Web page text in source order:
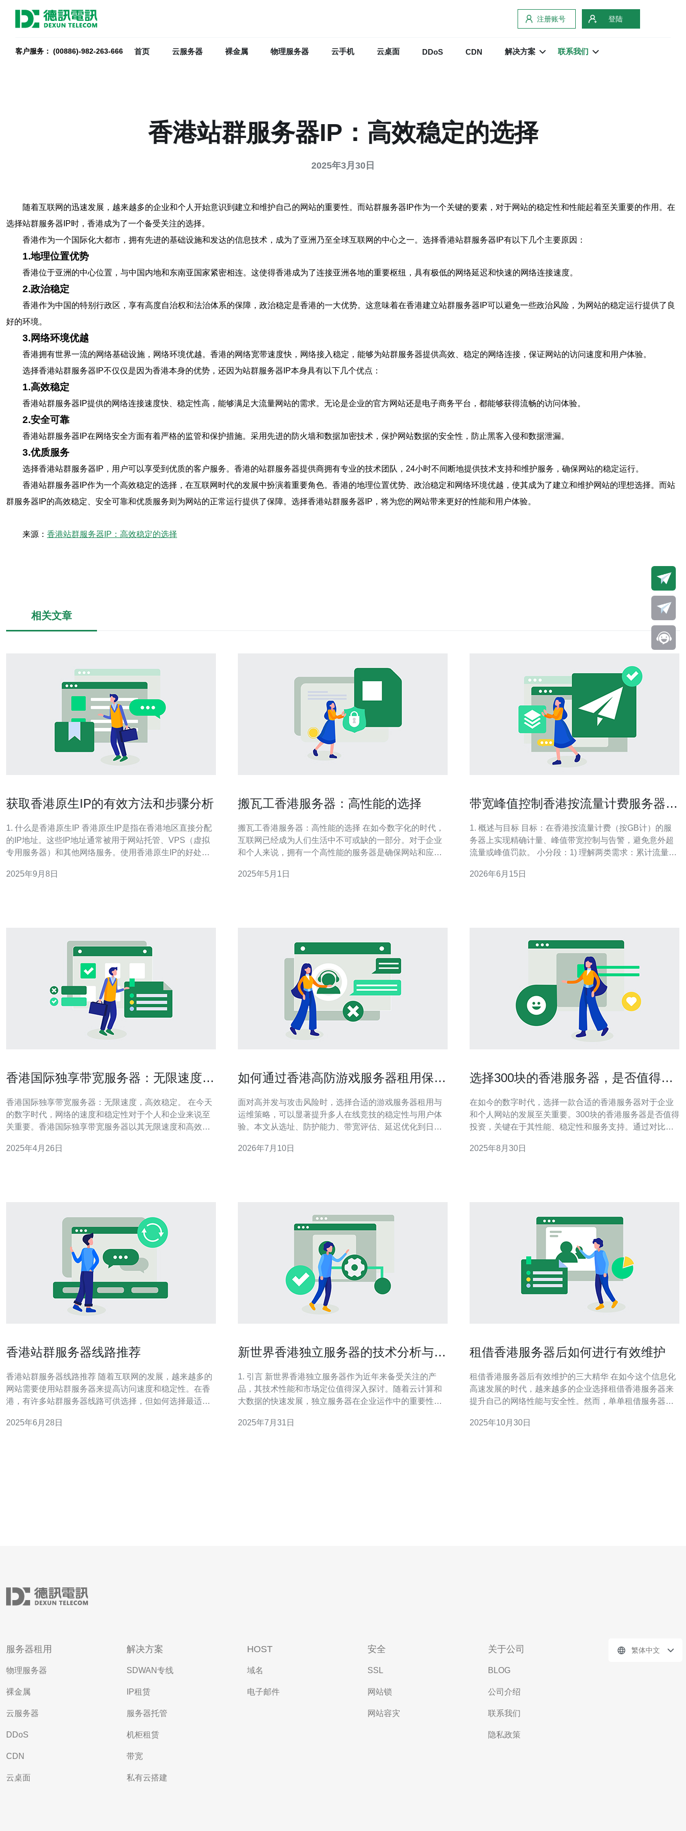
注册账号 登陆
客户服务： (00886)-982-263-666 首页 云服务器 裸金属 物理服务器 云手机 云桌面 DDoS CDN 解决方案 联系我们
香港站群服务器IP：高效稳定的选择
2025年3月30日
随着互联网的迅速发展，越来越多的企业和个人开始意识到建立和维护自己的网站的重要性。而站群服务器IP作为一个关键的要素，对于网站的稳定性和性能起着至关重要的作用。在
选择站群服务器IP时，香港成为了一个备受关注的选择。
香港作为一个国际化大都市，拥有先进的基础设施和发达的信息技术，成为了亚洲乃至全球互联网的中心之一。选择香港站群服务器IP有以下几个主要原因：
1.地理位置优势
香港位于亚洲的中心位置，与中国内地和东南亚国家紧密相连。这使得香港成为了连接亚洲各地的重要枢纽，具有极低的网络延迟和快速的网络连接速度。
2.政治稳定
香港作为中国的特别行政区，享有高度自治权和法治体系的保障，政治稳定是香港的一大优势。这意味着在香港建立站群服务器IP可以避免一些政治风险，为网站的稳定运行提供了良
好的环境。
3.网络环境优越
香港拥有世界一流的网络基础设施，网络环境优越。香港的网络宽带速度快，网络接入稳定，能够为站群服务器提供高效、稳定的网络连接，保证网站的访问速度和用户体验。
选择香港站群服务器IP不仅仅是因为香港本身的优势，还因为站群服务器IP本身具有以下几个优点：
1.高效稳定
香港站群服务器IP提供的网络连接速度快、稳定性高，能够满足大流量网站的需求。无论是企业的官方网站还是电子商务平台，都能够获得流畅的访问体验。
2.安全可靠
香港站群服务器IP在网络安全方面有着严格的监管和保护措施。采用先进的防火墙和数据加密技术，保护网站数据的安全性，防止黑客入侵和数据泄漏。
3.优质服务
选择香港站群服务器IP，用户可以享受到优质的客户服务。香港的站群服务器提供商拥有专业的技术团队，24小时不间断地提供技术支持和维护服务，确保网站的稳定运行。
香港站群服务器IP作为一个高效稳定的选择，在互联网时代的发展中扮演着重要角色。香港的地理位置优势、政治稳定和网络环境优越，使其成为了建立和维护网站的理想选择。而站
群服务器IP的高效稳定、安全可靠和优质服务则为网站的正常运行提供了保障。选择香港站群服务器IP，将为您的网站带来更好的性能和用户体验。
来源： 香港站群服务器IP：高效稳定的选择
相关文章
获取香港原生IP的有效方法和步骤分析
1. 什么是香港原生IP 香港原生IP是指在香港地区直接分配
的IP地址。这些IP地址通常被用于网站托管、VPS（虚拟
专用服务器）和其他网络服务。使用香港原生IP的好处包
定性：香港的网络基础设施较为成熟，提供良好的网络稳
2025年9月8日
搬瓦工香港服务器：高性能的选择
搬瓦工香港服务器：高性能的选择 在如今数字化的时代，
互联网已经成为人们生活中不可或缺的一部分。对于企业
和个人来说，拥有一个高性能的服务器是确保网站和应用
的首选。 搬瓦工香港服务器具有许多优势，使其成为高性
2025年5月1日
带宽峰值控制香港按流量计费服务器流
1. 概述与目标 目标：在香港按流量计费（按GB计）的服
务器上实现精确计量、峰值带宽控制与告警，避免意外超
流量或峰值罚款。 小分段：1) 理解两类需求：累计流量计
2) 本指南针对Linux服务器，结合vnStat（累计）、tc（流
2026年6月15日
香港国际独享带宽服务器：无限速度，
香港国际独享带宽服务器：无限速度，高效稳定。 在今天
的数字时代，网络的速度和稳定性对于个人和企业来说至
关重要。香港国际独享带宽服务器以其无限速度和高效稳
际独享带宽服务器都能为您提供卓越的网络体验。 香港国
2025年4月26日
如何通过香港高防游戏服务器租用保障
面对高并发与攻击风险时，选择合适的游戏服务器租用与
运维策略，可以显著提升多人在线竞技的稳定性与用户体
验。本文从选址、防护能力、带宽评估、延迟优化到日常
间取得平衡。 为什么要选择香港作为高防部署地点？ 地理
2026年7月10日
选择300块的香港服务器，是否值得投
在如今的数字时代，选择一款合适的香港服务器对于企业
和个人网站的发展至关重要。300块的香港服务器是否值得
投资，关键在于其性能、稳定性和服务支持。通过对比不
明智的选择。 香港服务器的市场现状 随着互联网的快速发
2025年8月30日
香港站群服务器线路推荐
香港站群服务器线路推荐 随着互联网的发展，越来越多的
网站需要使用站群服务器来提高访问速度和稳定性。在香
港，有许多站群服务器线路可供选择，但如何选择最适合
服务器线路。 电信专线 电信专线是一种性能稳定、速度快
2025年6月28日
新世界香港独立服务器的技术分析与市
1. 引言 新世界香港独立服务器作为近年来备受关注的产
品，其技术性能和市场定位值得深入探讨。随着云计算和
大数据的快速发展，独立服务器在企业运作中的重要性愈
读与市场分析。 2. 新世界香港独立服务器的技术配置 新世
2025年7月31日
租借香港服务器后如何进行有效维护
租借香港服务器后有效维护的三大精华 在如今这个信息化
高速发展的时代，越来越多的企业选择租借香港服务器来
提升自己的网络性能与安全性。然而，单单租借服务器并
战。以下是三大维护精华，帮助你确保服务器的高效运
2025年10月30日
服务器租用
物理服务器
裸金属
云服务器
DDoS
CDN
云桌面
解决方案
SDWAN专线
IP租赁
服务器托管
机柜租赁
带宽
私有云搭建
HOST
域名
电子邮件
安全
SSL
网站锁
网站容灾
关于公司
BLOG
公司介绍
联系我们
隐私政策
繁体中文